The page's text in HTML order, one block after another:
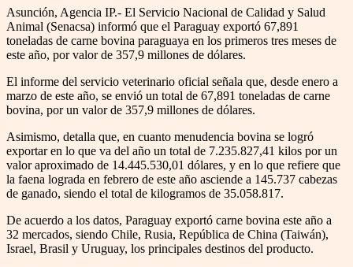
Asunción, Agencia IP.- El Servicio Nacional de Calidad y Salud
Animal (Senacsa) informó que el Paraguay exportó 67,891
toneladas de carne bovina paraguaya en los primeros tres meses de
este año, por valor de 357,9 millones de dólares.
El informe del servicio veterinario oficial señala que, desde enero a
marzo de este año, se envió un total de 67,891 toneladas de carne
bovina, por un valor de 357,9 millones de dólares.
Asimismo, detalla que, en cuanto menudencia bovina se logró
exportar en lo que va del año un total de 7.235.827,41 kilos por un
valor aproximado de 14.445.530,01 dólares, y en lo que refiere que
la faena lograda en febrero de este año asciende a 145.737 cabezas
de ganado, siendo el total de kilogramos de 35.058.817.
De acuerdo a los datos, Paraguay exportó carne bovina este año a
32 mercados, siendo Chile, Rusia, República de China (Taiwán),
Israel, Brasil y Uruguay, los principales destinos del producto.